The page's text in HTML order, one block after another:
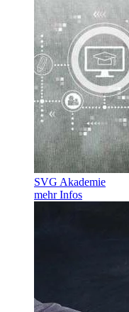
SVG Akademie
mehr Infos